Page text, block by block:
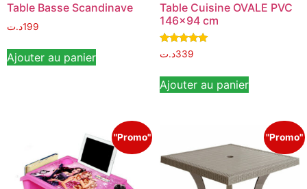
Table Basse Scandinave
199د.ت
Ajouter au panier
Table Cuisine OVALE PVC
146×94 cm
Note
5.00
339د.ت
Ajouter au panier
"Promo" "Promo"